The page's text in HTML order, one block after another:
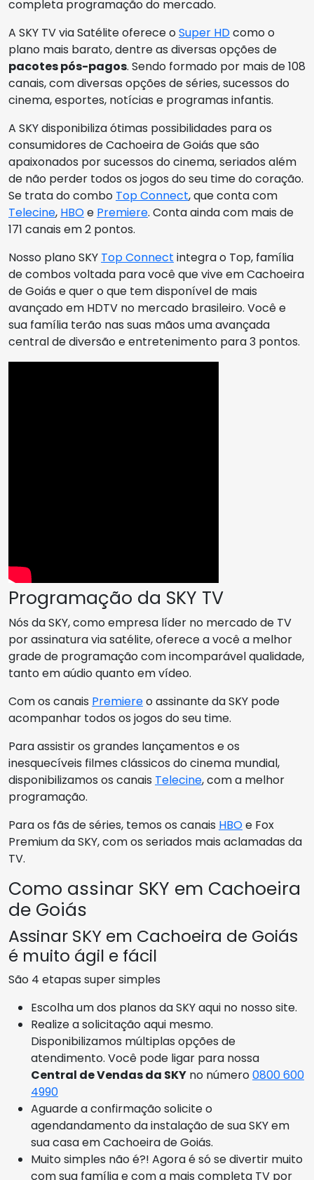
completa programação do mercado.
A SKY TV via Satélite oferece oSuper HDcomo o
plano mais barato, dentre as diversas opções de
pacotes pós-pagos. Sendo formado por mais de 108
canais, com diversas opções de séries, sucessos do
cinema, esportes, notícias e programas infantis.
A SKY disponibiliza ótimas possibilidades para os
consumidores de Cachoeira de Goiás que são
apaixonados por sucessos do cinema, seriados além
de não perder todos os jogos do seu time do coração.
Se trata do combo Top Connect, que conta com
Telecine, HBOe Premiere. Conta ainda com mais de
171 canais em 2 pontos.
Nosso plano SKY Top Connect integra o Top, família
de combos voltada para você que vive em Cachoeira
de Goiás e quer o que tem disponível de mais
avançado em HDTV no mercado brasileiro. Você e
sua família terão nas suas mãos uma avançada
central de diversão e entretenimento para 3 pontos.
Programação da SKY TV
Nós da SKY, como empresa líder no mercado de TV
por assinatura via satélite, oferece a você a melhor
grade de programação com incomparável qualidade,
tanto em aúdio quanto em vídeo.
Com os canais Premiereo assinante da SKY pode
acompanhar todos os jogos do seu time.
Para assistir os grandes lançamentos e os
inesquecíveis filmes clássicos do cinema mundial,
disponibilizamos os canais Telecine, com a melhor
programação.
Para os fãs de séries, temos os canais HBOe Fox
Premium da SKY, com os seriados mais aclamadas da
TV.
Como assinar SKY em Cachoeira
de Goiás
Assinar SKY em Cachoeira de Goiás
é muito ágil e fácil
São 4 etapas super simples
Escolha um dos planos da SKY aqui no nosso site.
Realize a solicitação aqui mesmo.
Disponibilizamos múltiplas opções de
atendimento. Você pode ligar para nossa
Central de Vendas da SKY no número0800 600
4990
Aguarde a confirmação solicite o
agendandamento da instalação de sua SKY em
sua casa em Cachoeira de Goiás.
Muito simples não é?! Agora é só se divertir muito
com sua família e com a mais completa TV por